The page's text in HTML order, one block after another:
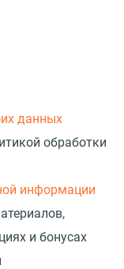
данных
обработки
информации
и бонусах